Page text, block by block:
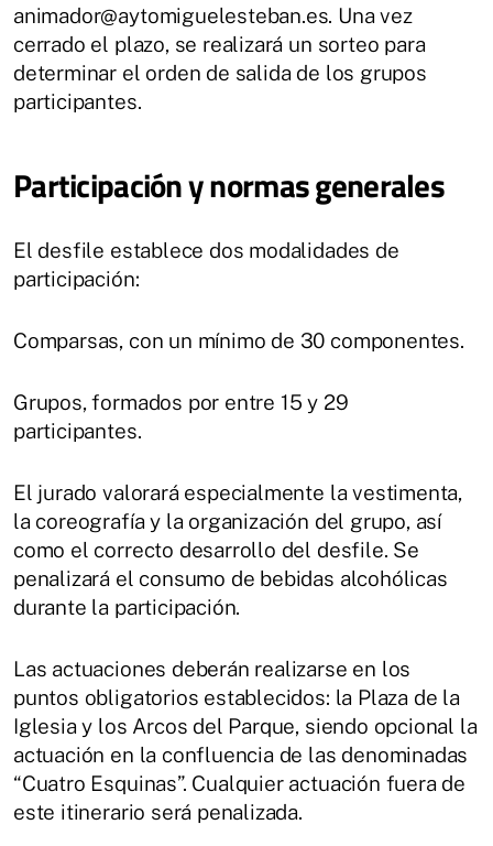
animador@aytomiguelesteban.es. Una vez
cerrado el plazo, se realizará un sorteo para
determinar el orden de salida de los grupos
participantes.
Participación y normas generales
El desfile establece dos modalidades de
participación:
Comparsas, con un mínimo de 30 componentes.
Grupos, formados por entre 15 y 29
participantes.
El jurado valorará especialmente la vestimenta,
la coreografía y la organización del grupo, así
como el correcto desarrollo del desfile. Se
penalizará el consumo de bebidas alcohólicas
durante la participación.
Las actuaciones deberán realizarse en los
puntos obligatorios establecidos: la Plaza de la
Iglesia y los Arcos del Parque, siendo opcional la
actuación en la confluencia de las denominadas
“Cuatro Esquinas”. Cualquier actuación fuera de
este itinerario será penalizada.